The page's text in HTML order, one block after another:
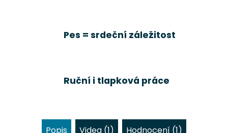
Pes = srdeční záležitost
Ruční i tlapková práce
Popis Videa (1)
Hodnocení (1)